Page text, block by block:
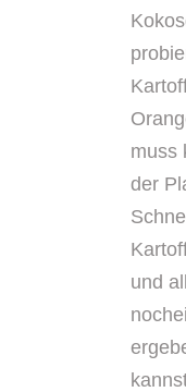
muss
der
und